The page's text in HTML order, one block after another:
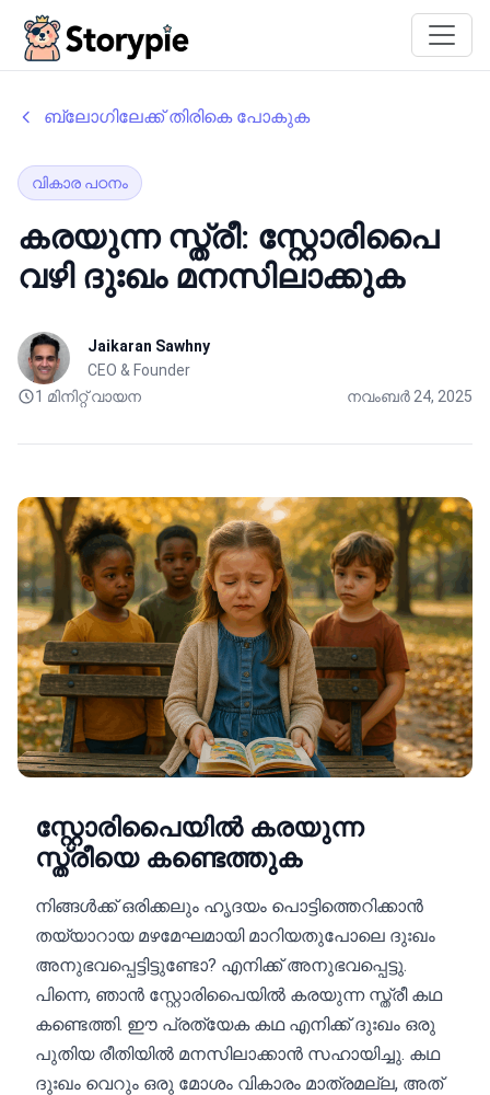
ബ്ലോഗിലേക്ക് തിരികെ പോകുക
വികാര പഠനം
കരയുന്ന സ്ത്രീ: സ്റ്റോരിപൈ
വഴി ദുഃഖം മനസിലാക്കുക
Jaikaran Sawhny
CEO & Founder
1 മിനിറ്റ് വായന
നവംബർ 24, 2025
സ്റ്റോരിപൈയിൽ കരയുന്ന
സ്ത്രീയെ കണ്ടെത്തുക
നിങ്ങൾക്ക് ഒരിക്കലും ഹൃദയം പൊട്ടിത്തെറിക്കാൻ
തയ്യാറായ മഴമേഘമായി മാറിയതുപോലെ ദുഃഖം
അനുഭവപ്പെട്ടിട്ടുണ്ടോ? എനിക്ക് അനുഭവപ്പെട്ടു.
പിന്നെ, ഞാൻ സ്റ്റോരിപൈയിൽ കരയുന്ന സ്ത്രീ കഥ
കണ്ടെത്തി. ഈ പ്രത്യേക കഥ എനിക്ക് ദുഃഖം ഒരു
പുതിയ രീതിയിൽ മനസിലാക്കാൻ സഹായിച്ചു. കഥ
ദുഃഖം വെറും ഒരു മോശം വികാരം മാത്രമല്ല, അത്